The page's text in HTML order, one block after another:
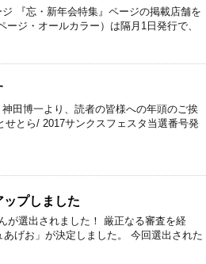
『忘・新年会特集』ページの掲載店舗を
ジ・オールカラー）は隔月1日発行で、
田博一より、読者の皆様への年頭のご挨
とら/ 2017サンクスフェスタ当選番号発
ップしました
が選出されました！ 厳正なる審査を経
げお」が決定しました。 今回選出された